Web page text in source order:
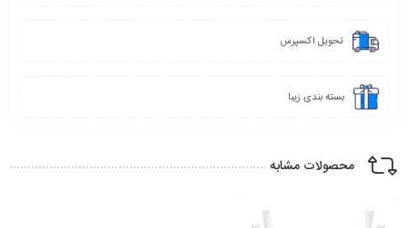
تحویل اکسپرس
بسته بندی زیبا
محصولات مشابه